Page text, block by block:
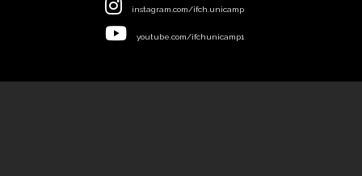
instagram.com/ifch.unicamp
youtube.com/ifchunicamp1